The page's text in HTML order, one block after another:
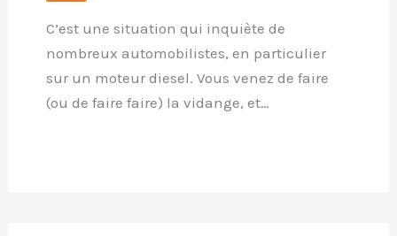
C’est une situation qui inquiète de
nombreux automobilistes, en particulier
sur un moteur diesel. Vous venez de faire
(ou de faire faire) la vidange, et…